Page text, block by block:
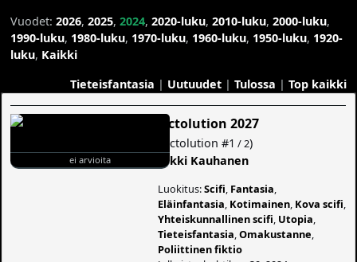
Vuodet:2026,2025,2024,2020-luku,2010-luku,2000-luku,
1990-luku, 1980-luku, 1970-luku, 1960-luku, 1950-luku, 1920-
luku, Kaikki
Tieteisfantasia | Uutuudet| Tulossa | Top kaikki
ei arvioita
Octolution 2027
Octolution #1 / 2)
Erkki Kauhanen
Luokitus:Scifi Fantasia
Eläinfantasia Kotimainen Kova scifi
Yhteiskunnallinen scifi Utopia
Tieteisfantasia ,Omakustanne
Poliittinen fiktio